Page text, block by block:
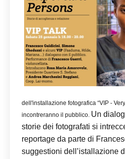
dell'installazione fotografica “VIP -
incontreranno il pubblico. Un
storie dei fotografati si
reportage da parte di
suggestioni dell’istallazione